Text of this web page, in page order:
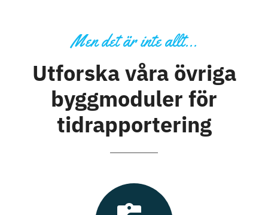
Men det är inte allt…
Utforska våra övriga
byggmoduler för
tidrapportering